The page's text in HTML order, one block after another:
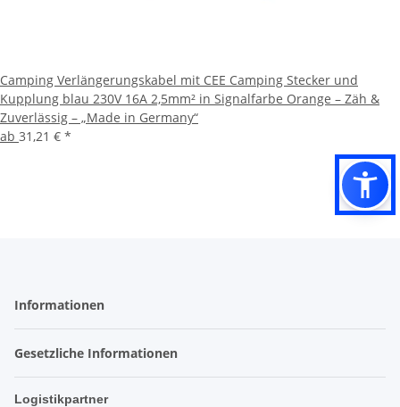
Camping Verlängerungskabel mit CEE Camping Stecker und
Kupplung blau 230V 16A 2,5mm² in Signalfarbe Orange – Zäh &
Zuverlässig – „Made in Germany“
ab 31,21 € *
Informationen
Gesetzliche Informationen
Logistikpartner